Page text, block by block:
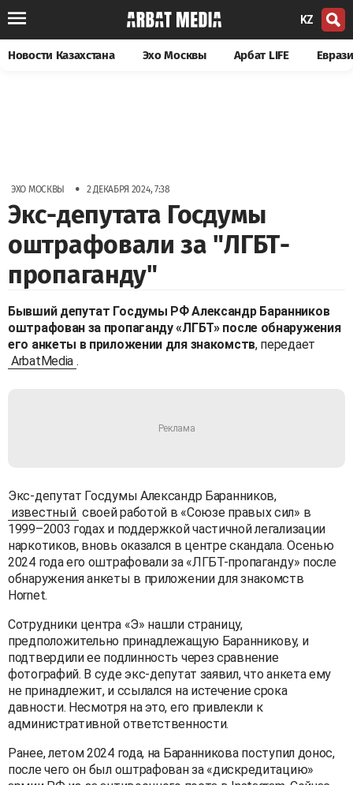
KZ
Новости Казахстана Эхо Москвы Арбат LIFE
ЭХО МОСКВЫ • 2 ДЕКАБРЯ 2024, 7:38
Экс-депутата Госдумы
оштрафовали за "ЛГБТ-
пропаганду"
Бывший депутат Госдумы РФ Александр Баранников
оштрафован за пропаганду «ЛГБТ» после обнаружения
его анкеты в приложении для знакомств, передает
ArbatMedia .
Экс-депутат Госдумы Александр Баранников,
известный своей работой в «Союзе правых сил» в
1999–2003 годах и поддержкой частичной легализации
наркотиков, вновь оказался в центре скандала. Осенью
2024 года его оштрафовали за «ЛГБТ-пропаганду» после
обнаружения анкеты в приложении для знакомств
Hornet.
Сотрудники центра «Э» нашли страницу,
предположительно принадлежащую Баранникову, и
подтвердили ее подлинность через сравнение
фотографий. В суде экс-депутат заявил, что анкета ему
не принадлежит, и ссылался на истечение срока
давности. Несмотря на это, его привлекли к
административной ответственности.
Ранее, летом 2024 года, на Баранникова поступил донос,
после чего он был оштрафован за «дискредитацию»